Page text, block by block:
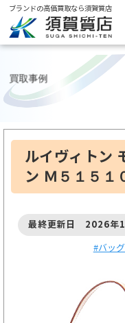
ブランドの高価買取なら須賀質店
ブランド買取 バッグ買取
買取事例
ルイヴィトン
ン Ｍ５１５１
最終更新日 2026年1
#バッ